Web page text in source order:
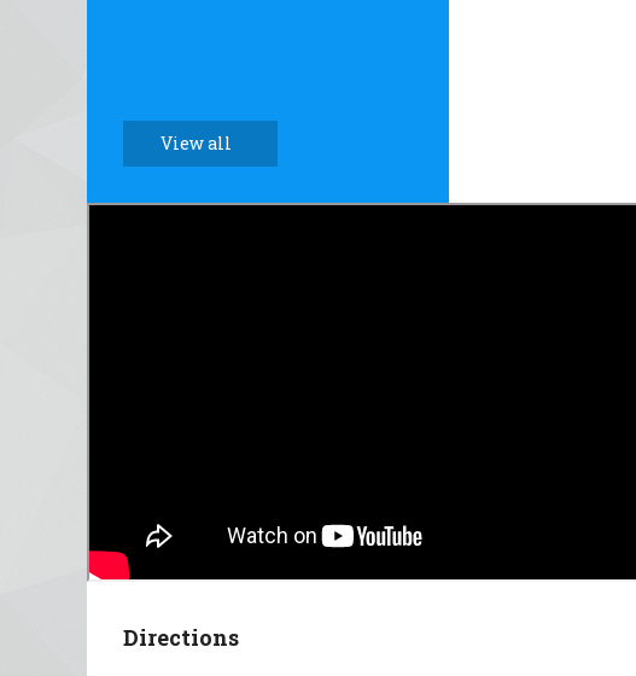
View all
Directions